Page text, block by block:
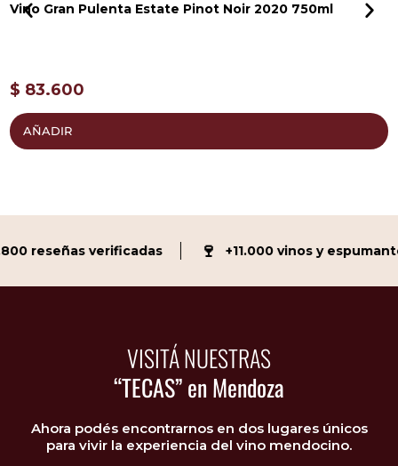
Vino Gran Pulenta Estate Pinot Noir 2020 750ml
$ 83.600
AÑADIR
reseñas verificadas +11.000 vinos y espumante
VISITÁ NUESTRAS
“TECAS” en Mendoza
Ahora podés encontrarnos en dos lugares únicos
para vivir la experiencia del vino mendocino.